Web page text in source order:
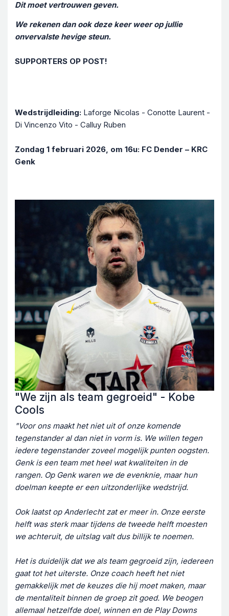
Dit moet vertrouwen geven.
We rekenen dan ook deze keer weer op jullie
onvervalste hevige steun.
SUPPORTERS OP POST!
Wedstrijdleiding: Laforge Nicolas - Conotte Laurent -
Di Vincenzo Vito - Calluy Ruben
Zondag 1 februari 2026, om 16u: FC Dender – KRC
Genk
"We zijn als team gegroeid" - Kobe
Cools
"Voor ons maakt het niet uit of onze komende
tegenstander al dan niet in vorm is. We willen tegen
iedere tegenstander zoveel mogelijk punten oogsten.
Genk is een team met heel wat kwaliteiten in de
rangen. Op Genk waren we de evenknie, maar hun
doelman keepte er een uitzonderlijke wedstrijd.
Ook laatst op Anderlecht zat er meer in. Onze eerste
helft was sterk maar tijdens de tweede helft moesten
we achteruit, de uitslag valt dus billijk te noemen.
Het is duidelijk dat we als team gegroeid zijn, iedereen
gaat tot het uiterste. Onze coach heeft het niet
gemakkelijk met de keuzes die hij moet maken, maar
de mentaliteit binnen de groep zit goed. We beogen
allemaal hetzelfde doel, winnen en de Play Downs